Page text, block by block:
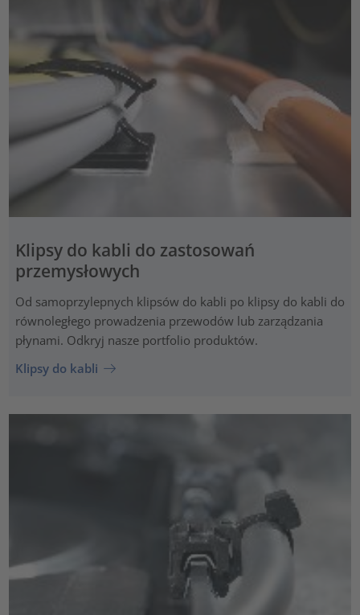
Klipsy do kabli do zastosowań
przemysłowych
Od samoprzylepnych klipsów do kabli po klipsy do kabli do
równoległego prowadzenia przewodów lub zarządzania
płynami. Odkryj nasze portfolio produktów.
Klipsy do kabli